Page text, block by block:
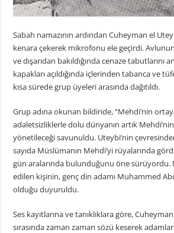
Sabah namazının ardından Cuheyman el
kenara çekerek mikrofonu ele geçirdi.
ve dışarıdan bakıldığında cenaze tabutlarını
kapakları açıldığında içlerinden tabanca ve
kısa sürede grup üyeleri arasında dağıtıldı.
Grup adına okunan bildiride, “Mehdi’nin
adaletsizliklerle dolu dünyanın artık
yönetileceği savunuldu. Uteybi’nin
sayıda Müslümanın Mehdi’yi rüyalarında
gün aralarında bulunduğunu öne sürüyordu.
edilen kişinin, genç din adamı Muhammed
olduğu duyuruldu.
Ses kayıtlarına ve tanıklıklara göre,
sırasında zaman zaman sözü keserek